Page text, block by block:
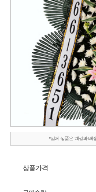
*실제 상품은 계절과 배
상품가격